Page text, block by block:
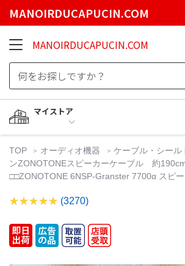
MANOIRDUCAPUCIN.COM
MANOIRDUCAPUCIN.COM
マイストア
TOP オーディオ機器 ケーブル・シール
ンZONOTONEスピーカーケーブル 約
□□ZONOTONE 6NSP-Granster 7700α スピ
(3270)